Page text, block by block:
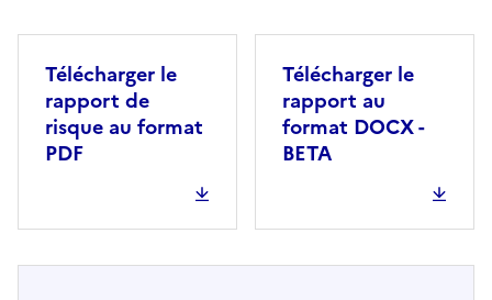
Télécharger le
rapport de
risque au format
PDF
Télécharger le
rapport au
format DOCX -
BETA